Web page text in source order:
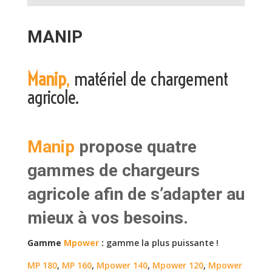
MANIP
Manip, matériel de chargement
agricole.
Manip propose quatre
gammes de chargeurs
agricole afin de s’adapter au
mieux à vos besoins.
Gamme Mpower: gamme la plus puissante !
MP 180, MP 160, Mpower 140, Mpower 120, Mpower